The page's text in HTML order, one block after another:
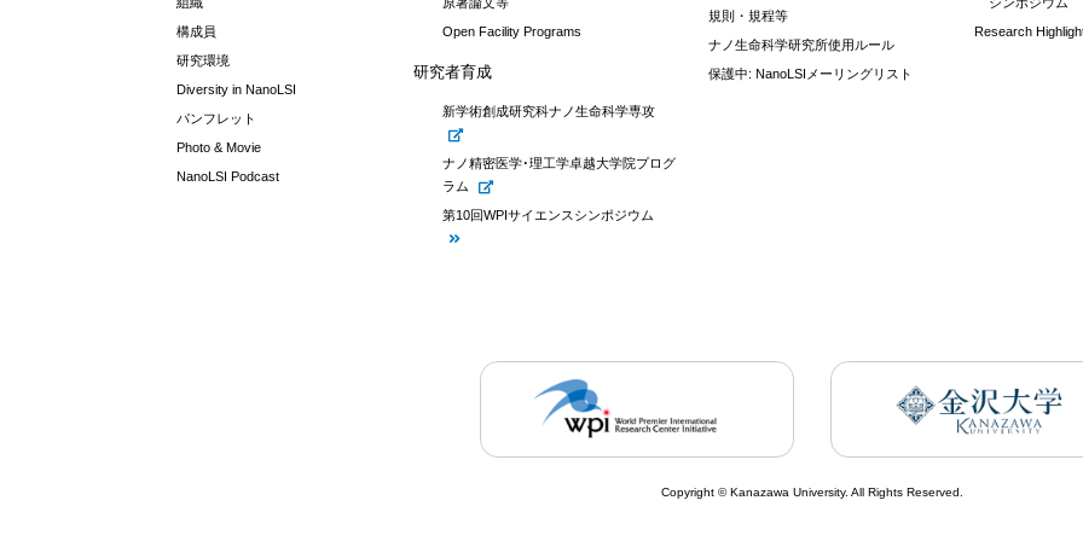
構成員
研究環境
Diversity in NanoLSI
パンフレット
Photo & Movie
NanoLSI Podcast
Open Facility Programs
研究者育成
新学術創成研究科ナノ生命科学専攻
ナノ精密医学･理工学卓越大学院プログ
ラム
第10回WPIサイエンスシンポジウム
規則・規程等
ナノ生命科学研究所使用ルール
保護中: NanoLSIメーリングリスト
Research
Copyright © Kanazawa University. All Rights Reserved.